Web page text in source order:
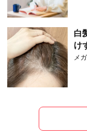
白
け
メ